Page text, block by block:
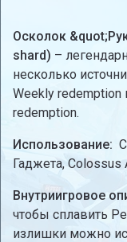
Осколок
shard) –
несколько
Weekly redemption
redemption.
Использование:
Гаджета, Colossus
Внутриигровое
чтобы сплавить
излишки можно